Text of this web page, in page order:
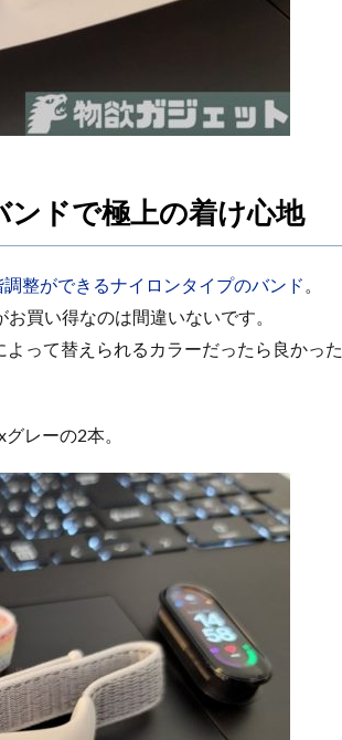
ドで極上の着け心地
整ができるナイロンタイプのバンド 。
買い得なのは間違いないです。
って替えられるカラーだったら良かった
レーの2本。